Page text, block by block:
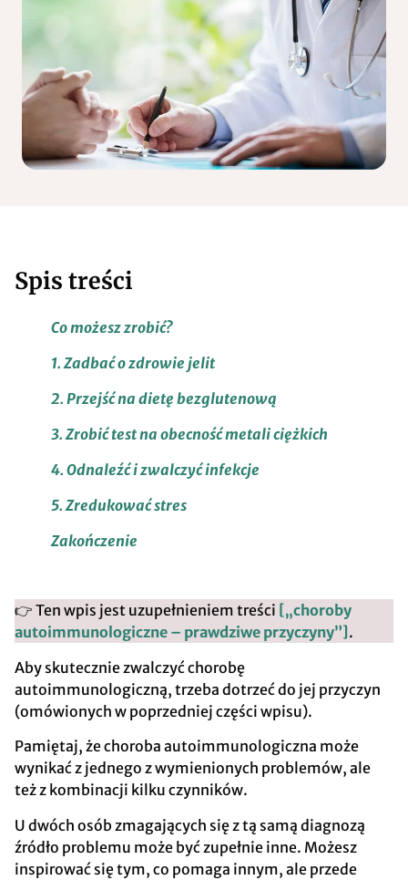
Spis treści
Co możesz zrobić?
1. Zadbać o zdrowie jelit
2. Przejść na dietę bezglutenową
3. Zrobić test na obecność metali ciężkich
4. Odnaleźć i zwalczyć infekcje
5. Zredukować stres
Zakończenie
👉 Ten wpis jest uzupełnieniem treści [„choroby
autoimmunologiczne – prawdziwe przyczyny”] .
Aby skutecznie zwalczyć chorobę
autoimmunologiczną, trzeba dotrzeć do jej przyczyn
(omówionych w poprzedniej części wpisu).
Pamiętaj, że choroba autoimmunologiczna może
wynikać z jednego z wymienionych problemów, ale
też z kombinacji kilku czynników.
U dwóch osób zmagających się z tą samą diagnozą
źródło problemu może być zupełnie inne. Możesz
inspirować się tym, co pomaga innym, ale przede